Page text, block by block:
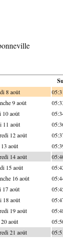
8 août
9 août
10 août
11 août
12 août
août
14 août
15 août
16 août
17 août
18 août
19 août
août
21 août